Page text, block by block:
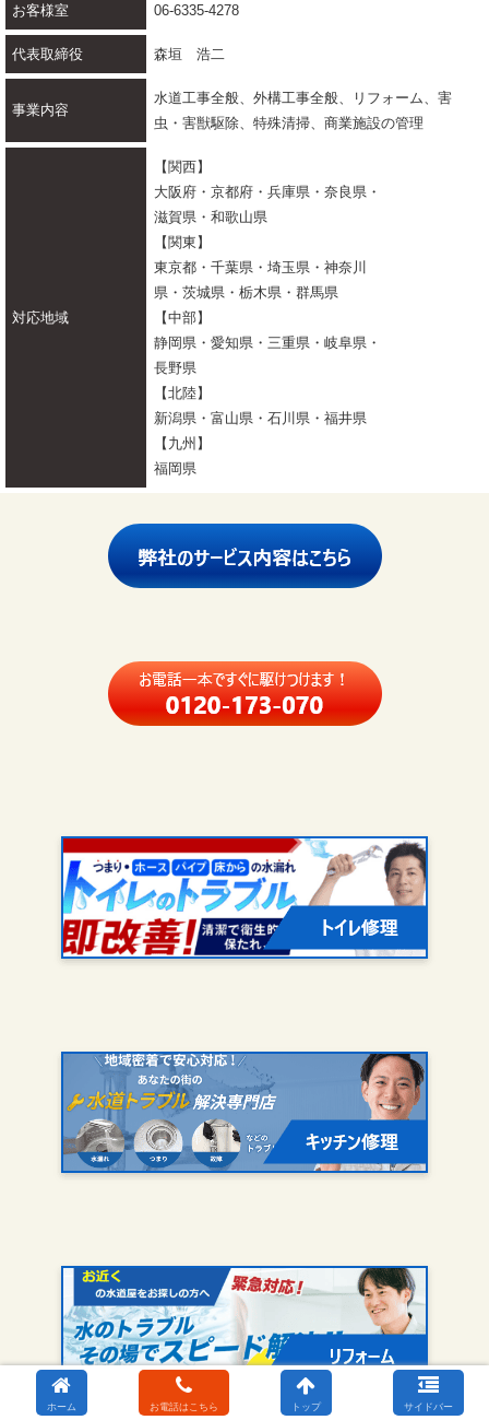
お客様室 06-6335-4278
代表取締役 森垣 浩二
事業内容
水道工事全般、外構工事全般、リフォーム、害
虫・害獣駆除、特殊清掃、商業施設の管理
対応地域
【関西】
大阪府・京都府・兵庫県・奈良県・
滋賀県・和歌山県
【関東】
東京都・千葉県・埼玉県・神奈川
県・茨城県・栃木県・群馬県
【中部】
静岡県・愛知県・三重県・岐阜県・
長野県
【北陸】
新潟県・富山県・石川県・福井県
【九州】
福岡県
ホーム お電話はこちら トップ サイドバー